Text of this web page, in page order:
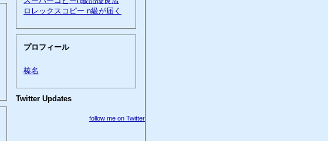
ロレックスコピー n級が届く
プロフィール
榛名
Twitter Updates
follow me on Twitter